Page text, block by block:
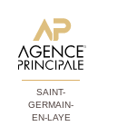
SAINT-
GERMAIN-
EN-LAYE